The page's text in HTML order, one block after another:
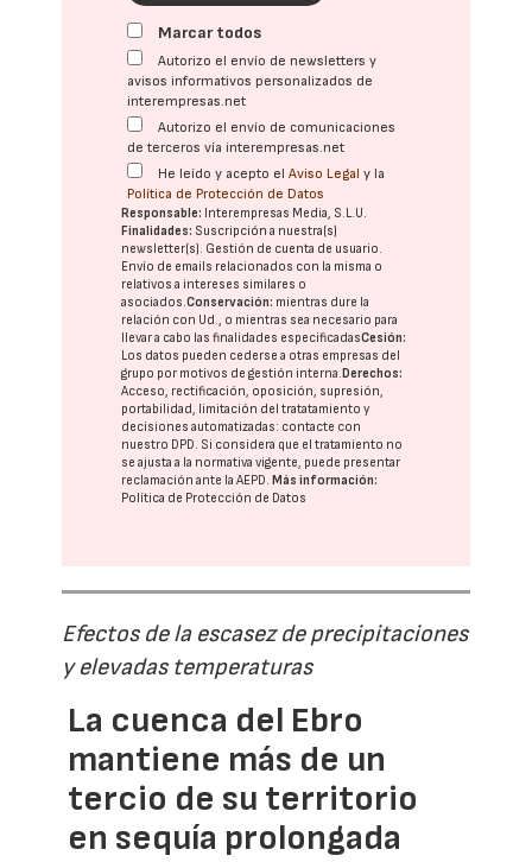
Marcar todos
Autorizo el envío de newsletters y
avisos informativos personalizados de
interempresas.net
Autorizo el envío de comunicaciones
de terceros vía interempresas.net
He leído y acepto elAviso Legal y la
Política de Protección de Datos
Responsable: Interempresas Media, S.L.U.
Finalidades: Suscripción a nuestra(s)
newsletter(s). Gestión de cuenta de usuario.
Envío de emails relacionados con la misma o
relativos a intereses similares o
asociados.Conservación: mientras dure la
relación con Ud., o mientras sea necesario para
llevar a cabo las finalidades especificadasCesión:
Los datos pueden cederse a otras empresas del
grupo por motivos de gestión interna.Derechos:
Acceso, rectificación, oposición, supresión,
portabilidad, limitación del tratatamiento y
decisiones automatizadas: contacte con
nuestro DPD. Si considera que el tratamiento no
se ajusta a la normativa vigente, puede presentar
reclamación ante laAEPD.Más información:
Política de Protección de Datos
Efectos de la escasez de precipitaciones
y elevadas temperaturas
La cuenca del Ebro
mantiene más de un
tercio de su territorio
en sequía prolongada